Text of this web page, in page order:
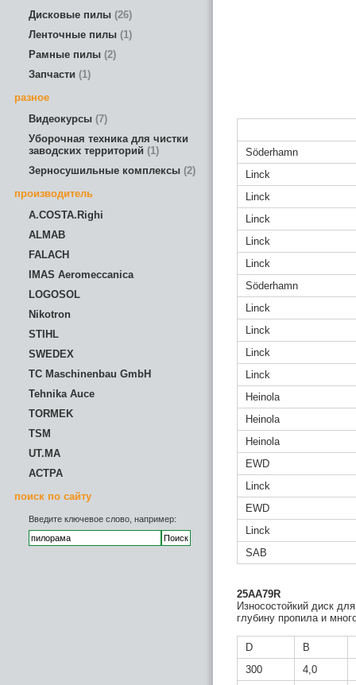
Дисковые пилы 26
Ленточные пилы 1
Рамные пилы 2
Запчасти
1
разное
Видеокурсы 7
Уборочная техника для чистки
заводских территорий
1
Зерносушильные комплексы 2
производитель
A.COSTA.Righi
ALMAB
FALACH
IMAS Aeromeccanica
LOGOSOL
Nikotron
STIHL
SWEDEX
TC Maschinenbau GmbH
Tehnika Auce
TORMEK
TSM
UT.MA
АСТРА
поиск по сайту
Введите ключевое слово, например:
Söderhamn
Linck
Linck
Linck
Linck
Linck
Söderhamn
Linck
Linck
Linck
Linck
Heinola
Heinola
Heinola
EWD
Linck
EWD
Linck
SAB
25AA79R
Износостойкий диск
глубину пропила и
D
B
300
4,0